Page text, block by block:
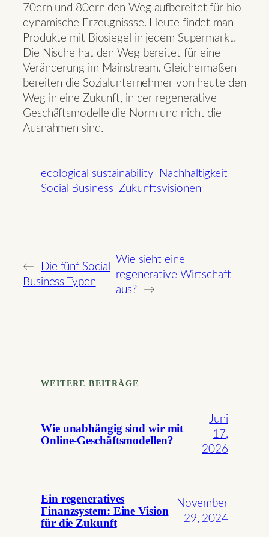
70ern und 80ern den Weg aufbereitet für bio-
dynamische Erzeugnissse. Heute findet man
Produkte mit Biosiegel in jedem Supermarkt.
Die Nische hat den Weg bereitet für eine
Veränderung im Mainstream. Gleichermaßen
bereiten die Sozialunternehmer von heute den
Weg in eine Zukunft, in der regenerative
Geschäftsmodelle die Norm und nicht die
Ausnahmen sind.
ecological sustainability
Nachhaltigkeit
Social Business Zukunftsvisionen
←
Die fünf Social
Business Typen
Wie sieht eine
regenerative Wirtschaft
aus?
→
WEITERE BEITRÄGE
Wie unabhängig sind wir mit
Online-Geschäftsmodellen?
Juni
17,
2026
Ein regeneratives
Finanzsystem: Eine Vision
für die Zukunft
November
29, 2024